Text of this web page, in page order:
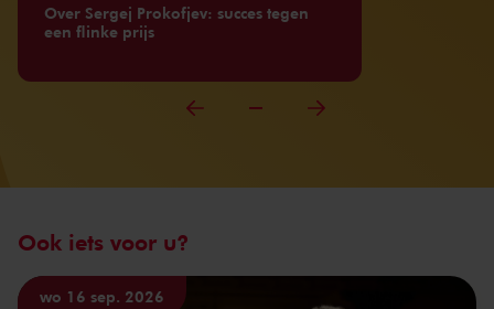
Over Sergej Prokofjev: succes tegen
een flinke prijs
Ook iets voor u?
wo 16 sep. 2026